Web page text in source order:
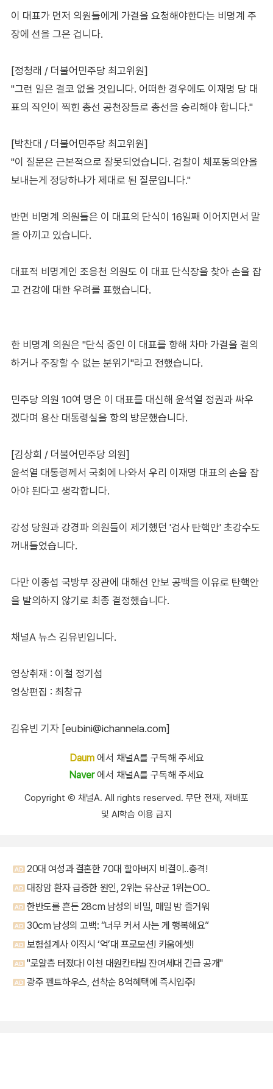
이 대표가 먼저 의원들에게 가결을 요청해야한다는 비명계 주
장에 선을 그은 겁니다.
[정청래 / 더불어민주당 최고위원]
"그런 일은 결코 없을 것입니다. 어떠한 경우에도 이재명 당 대
표의 직인이 찍힌 총선 공천장들로 총선을 승리해야 합니다."
[박찬대 / 더불어민주당 최고위원]
"이 질문은 근본적으로 잘못되었습니다. 검찰이 체포동의안을
보내는게 정당하냐가 제대로 된 질문입니다."
반면 비명계 의원들은 이 대표의 단식이 16일째 이어지면서 말
을 아끼고 있습니다.
대표적 비명계인 조응천 의원도 이 대표 단식장을 찾아 손을 잡
고 건강에 대한 우려를 표했습니다.
한 비명계 의원은 "단식 중인 이 대표를 향해 차마 가결을 결의
하거나 주장할 수 없는 분위기"라고 전했습니다.
민주당 의원 10여 명은 이 대표를 대신해 윤석열 정권과 싸우
겠다며 용산 대통령실을 항의 방문했습니다.
[김상희 / 더불어민주당 의원]
윤석열 대통령께서 국회에 나와서 우리 이재명 대표의 손을 잡
아야 된다고 생각합니다.
강성 당원과 강경파 의원들이 제기했던 '검사 탄핵안' 초강수도
꺼내들었습니다.
다만 이종섭 국방부 장관에 대해선 안보 공백을 이유로 탄핵안
을 발의하지 않기로 최종 결정했습니다.
채널A 뉴스 김유빈입니다.
영상취재 : 이철 정기섭
영상편집 : 최창규
김유빈 기자 [eubini@ichannela.com]
Daum에서 채널A를 구독해 주세요
Naver에서 채널A를 구독해 주세요
Copyright Ⓒ 채널A. All rights reserved. 무단 전재, 재배포
및 AI학습 이용 금지